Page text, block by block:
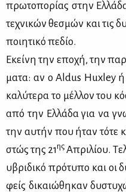
πρω­το­πο­ρί­ας στην
τε­χνι­κών θε­σμών και τις
ποι­η­τι­κό πε­δίο.
Εκεί­νη την επο­χή, την
μα­τα: αν ο Aldus Huxley
κα­λύ­τε­ρα το μέλ­λον του
από την Ελ­λά­δα για να
την αυ­τήν που ήταν τό­τε
στώς της 21ης Απρι­λί­ου.
υβρι­δι­κό πρό­τυ­πο και
φείς δι­καιώ­θη­καν